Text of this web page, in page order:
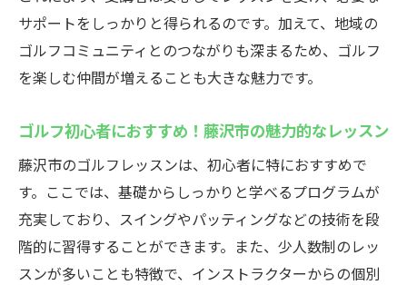
初心者が安心して学べる藤沢市のゴルフ基
礎レッスン
藤沢市でゴルフを趣味にするためのレッス
ン内容
戦しよう
藤沢市の基礎レッスンで趣味の幅を広げる
初心者必見！藤沢市でのゴルフレッスンが選ば
れる理由
サポートをしっかりと得られるのです。加えて、地域の
ゴルフコミュニティとのつながりも深まるため、ゴルフ
を楽しむ仲間が増えることも大きな魅力です。
ゴルフ初心者におすすめ！藤沢市の魅力的なレッスン
藤沢市のゴルフレッスンは、初心者に特におすすめで
す。ここでは、基礎からしっかりと学べるプログラムが
充実しており、スイングやパッティングなどの技術を段
階的に習得することができます。また、少人数制のレッ
スンが多いことも特徴で、インストラクターからの個別